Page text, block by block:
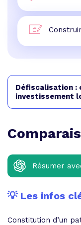
Résumer
💡 Les infos
Constitution d’un
Défiscalisation :
investissement